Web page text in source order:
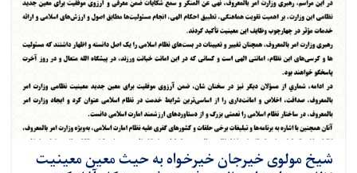
شیخ مولوی خیرجان خیرخواه به حیث معین معینیت